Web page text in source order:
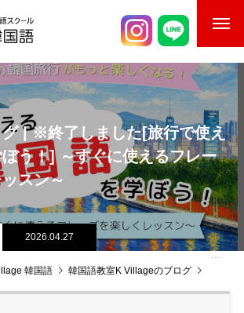
グ | ※終了しました[旅行で使え
う！] ～すぐに使えるフレー
スン～
2026.04.27
韓国語 韓国語教室K Villageのブログ